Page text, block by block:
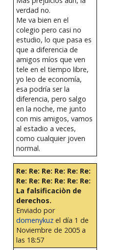
verdad no.
Me va bien en el
colegio pero casi no
estudio, lo que pasa es
que a diferencia de
amigos míos que ven
tele en el tiempo libre,
yo leo de economía,
esa podría ser la
diferencia, pero salgo
en la noche, me junto
con mis amigos, vamos
al estadio a veces,
como cualquier joven
normal.
Re: Re: Re: Re: Re: Re:
Re: Re: Re: Re: Re: Re:
La falsificaciòn de
derechos.
Enviado por
domenykuzel día 1 de
Noviembre de 2005 a
las 18:57